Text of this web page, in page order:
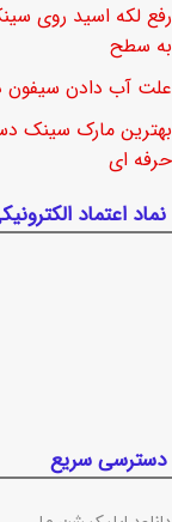
رفع لکه اسید روی
به سطح
علت آب دادن سیفون
بهترین مارک سینک
حرفه ای
نماد اعتماد
دسترسی سریع